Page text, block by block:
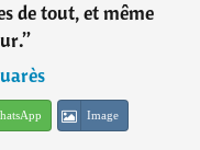
de tout, et même
”
Image